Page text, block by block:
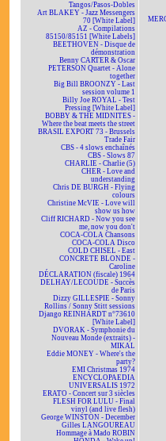
Tangos/Pasos-Dobles
Art BLAKEY - Jazz Messengers
70 [White Label]
AZ - Compilations
85150/85151 [White Labels]
BEETHOVEN - Disque de
démonstration
Benny CARTER & Oscar
PETERSON Quartet - Alone
together
Big Bill BROONZY - Last
session volume 1
Billy Joe ROYAL - Test
Pressing [White Label]
BOBBY & THE MIDNITES -
Where the beat meets the street
BRASIL EXPORT 73 - Brussels
Trade Fair
CBS - 4 slows enchaînés
CBS - Slows 87
CHARLIE - Charlie (5)
CHER - Love and
understanding
Chris DE BURGH - Flying
colours
Christine McVIE - Love will
show us how
Cliff RICHARD - Now you see
me, now you don't
COCA-COLA Chansons
COCA-COLA Disco
COLD CHISEL - East
CONCRETE BLONDE -
Caroline
DÉCLARATION (fiscale) 1964
DELHAY/LECOUDE - Succès
de Paris
Dizzy GILLESPIE - Sonny
Rollins / Sonny Stitt sessions
Django REINHARDT n°73610
[White Label]
DVORAK - Symphonie du
Nouveau Monde (extraits) -
MIKAL
Eddie MONEY - Where's the
party?
EMI Christmas 1974
ENCYCLOPAEDIA
UNIVERSALIS 1972
ERATO - Concert sur 3 siècles
FLESH FOR LULU - Final
vinyl (and live flesh)
George WINSTON - December
Gilles LANGOUREAU
Hommage à Mado ROBIN